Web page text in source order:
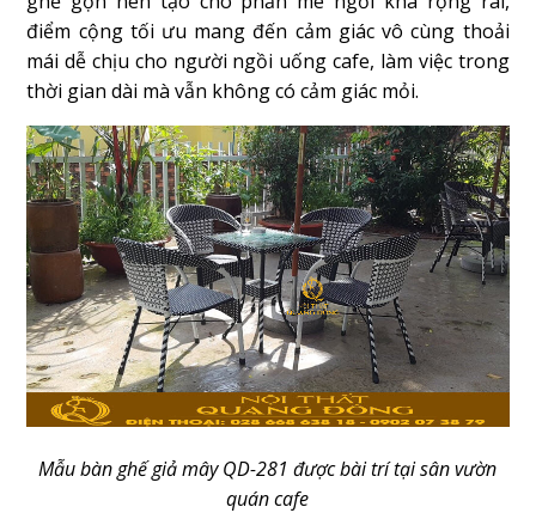
điểm cộng tối ưu mang đến cảm giác vô cùng thoải
mái dễ chịu cho người ngồi uống cafe, làm việc trong
thời gian dài mà vẫn không có cảm giác mỏi.
Mẫu bàn ghế giả mây QD-281 được bài trí tại sân vườn
quán cafe